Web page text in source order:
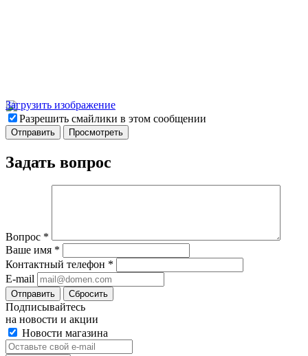
Загрузить изображение
Разрешить смайлики в этом сообщении
Задать вопрос
Вопрос *
Ваше имя *
Контактный телефон *
E-mail
Отправить Сбросить
Подписывайтесь
на новости и акции
Новости магазина